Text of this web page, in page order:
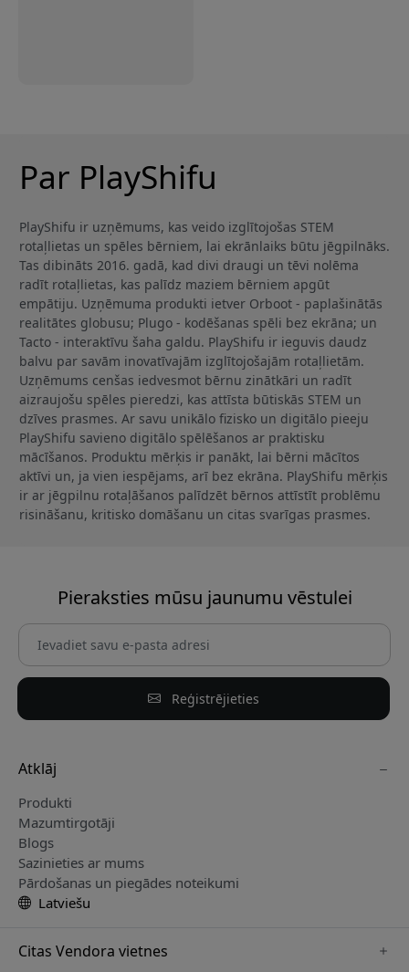
Par PlayShifu
PlayShifu ir uzņēmums, kas veido izglītojošas STEM
rotaļlietas un spēles bērniem, lai ekrānlaiks būtu jēgpilnāks.
Tas dibināts 2016. gadā, kad divi draugi un tēvi nolēma
radīt rotaļlietas, kas palīdz maziem bērniem apgūt
empātiju. Uzņēmuma produkti ietver Orboot - paplašinātās
realitātes globusu; Plugo - kodēšanas spēli bez ekrāna; un
Tacto - interaktīvu šaha galdu. PlayShifu ir ieguvis daudz
balvu par savām inovatīvajām izglītojošajām rotaļlietām.
Uzņēmums cenšas iedvesmot bērnu zinātkāri un radīt
aizraujošu spēles pieredzi, kas attīsta būtiskās STEM un
dzīves prasmes. Ar savu unikālo fizisko un digitālo pieeju
PlayShifu savieno digitālo spēlēšanos ar praktisku
mācīšanos. Produktu mērķis ir panākt, lai bērni mācītos
aktīvi un, ja vien iespējams, arī bez ekrāna. PlayShifu mērķis
ir ar jēgpilnu rotaļāšanos palīdzēt bērnos attīstīt problēmu
risināšanu, kritisko domāšanu un citas svarīgas prasmes.
Pieraksties mūsu jaunumu vēstulei
Reģistrējieties
Atklāj
Produkti
Mazumtirgotāji
Blogs
Sazinieties ar mums
Pārdošanas un piegādes noteikumi
Latviešu
Citas Vendora vietnes